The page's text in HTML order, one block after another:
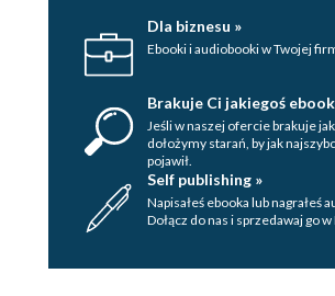
Dla biznesu »
Ebooki i audiobooki w Twojej
Brakuje Ci jakiegoś
Jeśli w naszej ofercie brakuje
dołożymy starań, by jak
pojawił.
Self publishing »
Napisałeś ebooka lub nagrałeś
Dołącz do nas i sprzedawaj go